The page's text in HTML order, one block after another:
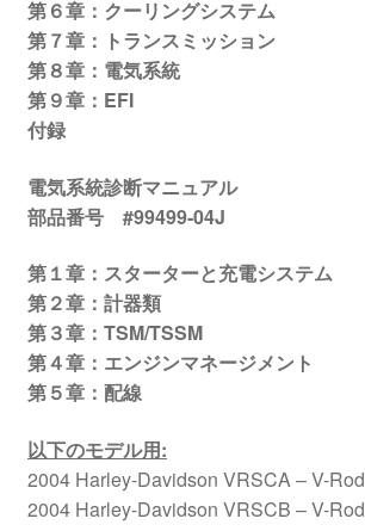
第６章：クーリングシステム
第７章：トランスミッション
第８章：電気系統
第９章：EFI
付録
電気系統診断マニュアル
部品番号 #99499-04J
第１章：スターターと充電システム
第２章：計器類
第３章：TSM/TSSM
第４章：エンジンマネージメント
第５章：配線
以下のモデル用:
2004 Harley-Davidson VRSCA – V-Rod
2004 Harley-Davidson VRSCB – V-Rod